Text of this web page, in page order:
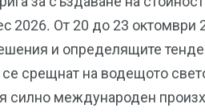
2026. От 20 до 23
и определящите
срещнат на водещото
международен